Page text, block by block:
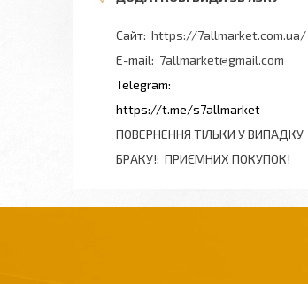
https://7allmarket.com.ua/
7allmarket@gmail.com
https://t.me/s7allmarket
ПОВЕРНЕННЯ ТІЛЬКИ У ВИПАДКУ
БРАКУ! ПРИЄМНИХ ПОКУПОК!